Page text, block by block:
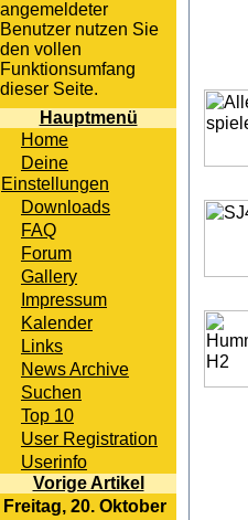
angemeldeter
Benutzer nutzen Sie
den vollen
Funktionsumfang
dieser Seite.
Hauptmenü
Home
Deine
Einstellungen
Downloads
FAQ
Forum
Gallery
Impressum
Kalender
Links
News Archive
Suchen
Top 10
User Registration
Userinfo
Vorige Artikel
Freitag, 20. Oktober